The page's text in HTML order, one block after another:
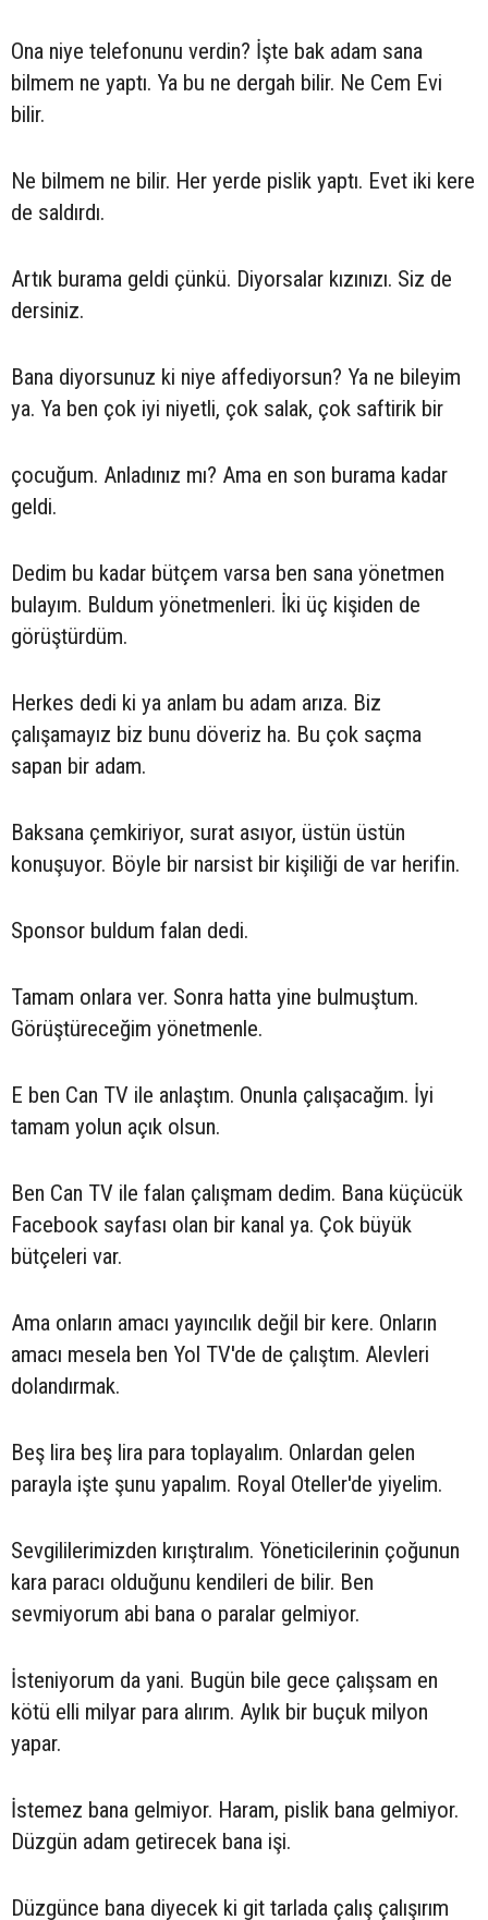
Ona niye telefonunu verdin? İşte bak adam sana
bilmem ne yaptı. Ya bu ne dergah bilir. Ne Cem Evi
bilir.
Ne bilmem ne bilir. Her yerde pislik yaptı. Evet iki kere
de saldırdı.
Artık burama geldi çünkü. Diyorsalar kızınızı. Siz de
dersiniz.
Bana diyorsunuz ki niye affediyorsun? Ya ne bileyim
ya. Ya ben çok iyi niyetli, çok salak, çok saftirik bir
çocuğum. Anladınız mı? Ama en son burama kadar
geldi.
Dedim bu kadar bütçem varsa ben sana yönetmen
bulayım. Buldum yönetmenleri. İki üç kişiden de
görüştürdüm.
Herkes dedi ki ya anlam bu adam arıza. Biz
çalışamayız biz bunu döveriz ha. Bu çok saçma
sapan bir adam.
Baksana çemkiriyor, surat asıyor, üstün üstün
konuşuyor. Böyle bir narsist bir kişiliği de var herifin.
Sponsor buldum falan dedi.
Tamam onlara ver. Sonra hatta yine bulmuştum.
Görüştüreceğim yönetmenle.
E ben Can TV ile anlaştım. Onunla çalışacağım. İyi
tamam yolun açık olsun.
Ben Can TV ile falan çalışmam dedim. Bana küçücük
Facebook sayfası olan bir kanal ya. Çok büyük
bütçeleri var.
Ama onların amacı yayıncılık değil bir kere. Onların
amacı mesela ben Yol TV'de de çalıştım. Alevleri
dolandırmak.
Beş lira beş lira para toplayalım. Onlardan gelen
parayla işte şunu yapalım. Royal Oteller'de yiyelim.
Sevgililerimizden kırıştıralım. Yöneticilerinin çoğunun
kara paracı olduğunu kendileri de bilir. Ben
sevmiyorum abi bana o paralar gelmiyor.
İsteniyorum da yani. Bugün bile gece çalışsam en
kötü elli milyar para alırım. Aylık bir buçuk milyon
yapar.
İstemez bana gelmiyor. Haram, pislik bana gelmiyor.
Düzgün adam getirecek bana işi.
Düzgünce bana diyecek ki git tarlada çalış çalışırım